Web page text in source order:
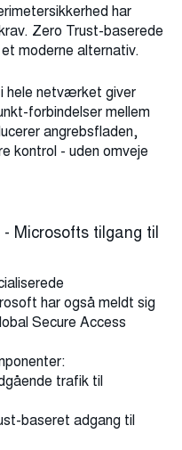
har
Zero Trust-baserede
moderne alternativ.
hele netværket giver
forbindelser mellem
angrebsfladen,
kontrol - uden omveje
Microsofts tilgang til
har også meldt sig
Secure Access
trafik til
baseret adgang til